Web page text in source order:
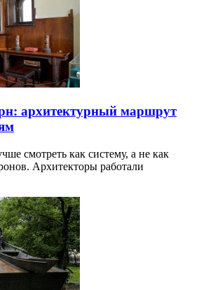
архитектурный маршрут
смотреть как систему, а не как
Архитекторы работали